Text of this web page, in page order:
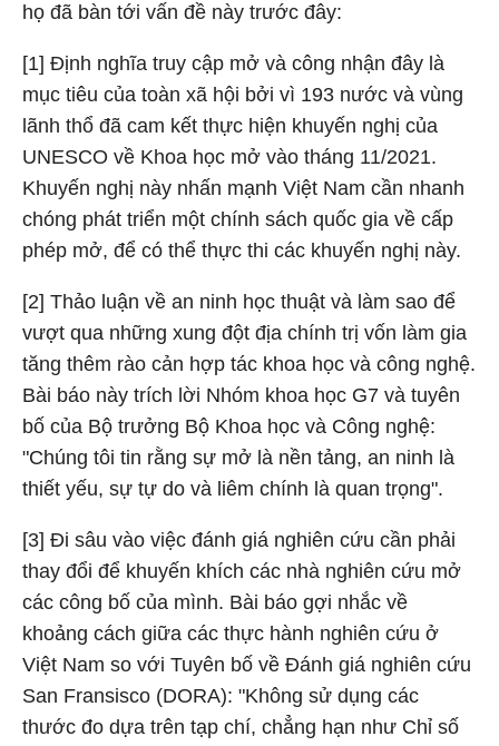
họ đã bàn tới vấn đề này trước đây:
[1] Định nghĩa truy cập mở và công nhận đây là
mục tiêu của toàn xã hội bởi vì 193 nước và vùng
lãnh thổ đã cam kết thực hiện khuyến nghị của
UNESCO về Khoa học mở vào tháng 11/2021.
Khuyến nghị này nhấn mạnh Việt Nam cần nhanh
chóng phát triển một chính sách quốc gia về cấp
phép mở, để có thể thực thi các khuyến nghị này.
[2] Thảo luận về an ninh học thuật và làm sao để
vượt qua những xung đột địa chính trị vốn làm gia
tăng thêm rào cản hợp tác khoa học và công nghệ.
Bài báo này trích lời Nhóm khoa học G7 và tuyên
bố của Bộ trưởng Bộ Khoa học và Công nghệ:
"Chúng tôi tin rằng sự mở là nền tảng, an ninh là
thiết yếu, sự tự do và liêm chính là quan trọng".
[3] Đi sâu vào việc đánh giá nghiên cứu cần phải
thay đổi để khuyến khích các nhà nghiên cứu mở
các công bố của mình. Bài báo gợi nhắc về
khoảng cách giữa các thực hành nghiên cứu ở
Việt Nam so với Tuyên bố về Đánh giá nghiên cứu
San Fransisco (DORA): "Không sử dụng các
thước đo dựa trên tạp chí, chẳng hạn như Chỉ số